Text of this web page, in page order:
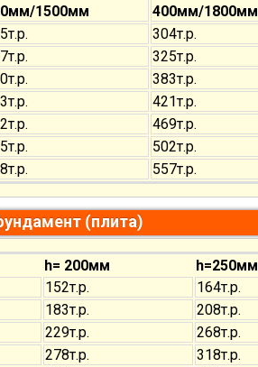
1500мм
400мм/1800мм
304т.р.
325т.р.
383т.р.
421т.р.
469т.р.
502т.р.
557т.р.
(плита)
h= 200мм
h=250мм
152т.р.
164т.р.
183т.р.
208т.р.
229т.р.
268т.р.
278т.р.
318т.р.